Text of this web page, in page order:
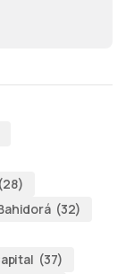
(28)
(32)
(37)